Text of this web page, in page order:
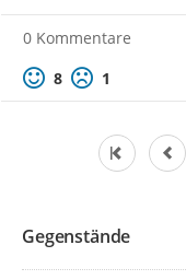
0 Kommentare
Positive Bewertung
8 Negative
1
Gegenstände